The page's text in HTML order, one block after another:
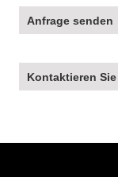
Anfrage senden
Kontaktieren